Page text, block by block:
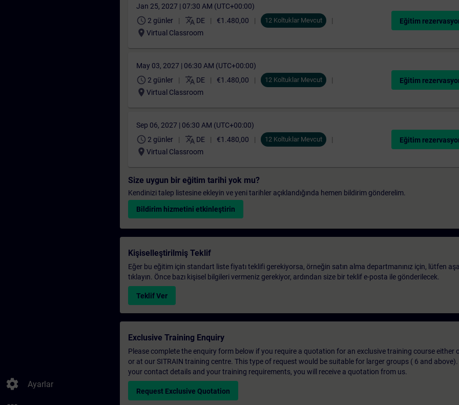
settings Ayarlar
Jan 25, 2027 | 07:30 AM (UTC+00:00)
schedule 2 günler translate DE €1.480,00 12 Koltuklar Mevcut
location_on Virtual Classroom
Eğitim
May 03, 2027 | 06:30 AM (UTC+00:00)
schedule 2 günler translate DE €1.480,00 12 Koltuklar Mevcut
location_on Virtual Classroom
Eğitim
Sep 06, 2027 | 06:30 AM (UTC+00:00)
schedule 2 günler translate DE €1.480,00 12 Koltuklar Mevcut
location_on Virtual Classroom
Eğitim
Size uygun bir eğitim tarihi yok mu?
Kendinizi talep listesine ekleyin ve yeni tarihler açıklandığında hemen bildirim gönderelim.
Bildirim hizmetini etkinleştirin
Kişiselleştirilmiş Teklif
Eğer bu eğitim için standart liste fiyatı teklifi gerekiyorsa, örneğin satın alma departmanınız için, lütfen
tıklayın. Önce bazı kişisel bilgileri vermeniz gerekiyor, ardından size bir teklif e-posta ile gönderilecek.
Teklif Ver
Exclusive Training Enquiry
Please complete the enquiry form below if you require a quotation for an exclusive training course either
or at our SITRAIN training centre. This type of request would be suitable for larger groups ( 6 and
your contact details and your training requirements, you will receive a quotation from us.
Request Exclusive Quotation